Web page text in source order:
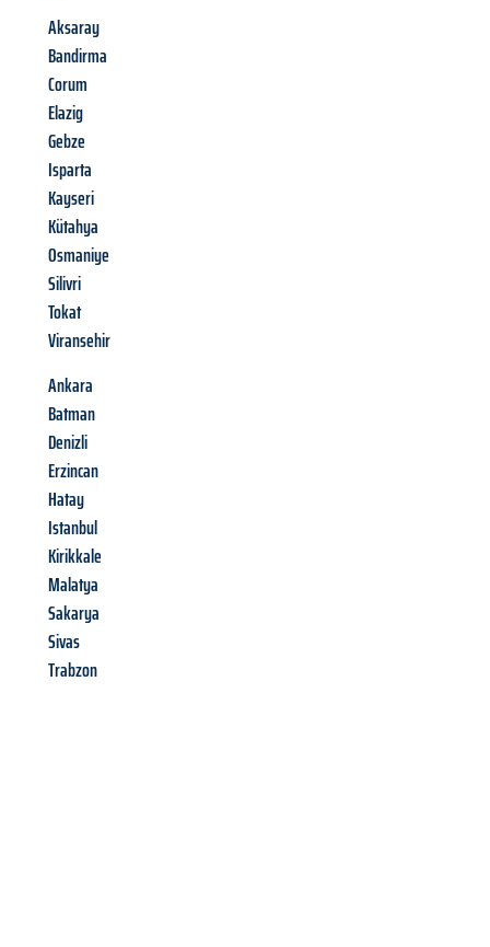
Aksaray
Bandirma
Corum
Elazig
Gebze
Isparta
Kayseri
Kütahya
Osmaniye
Silivri
Tokat
Viransehir
Ankara
Batman
Denizli
Erzincan
Hatay
Istanbul
Kirikkale
Malatya
Sakarya
Sivas
Trabzon